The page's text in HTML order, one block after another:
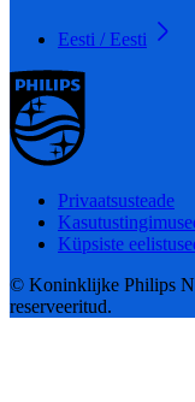
Eesti / Eesti
Privaatsusteade
Küpsiste
© Koninklijke Philips
reserveeritud.